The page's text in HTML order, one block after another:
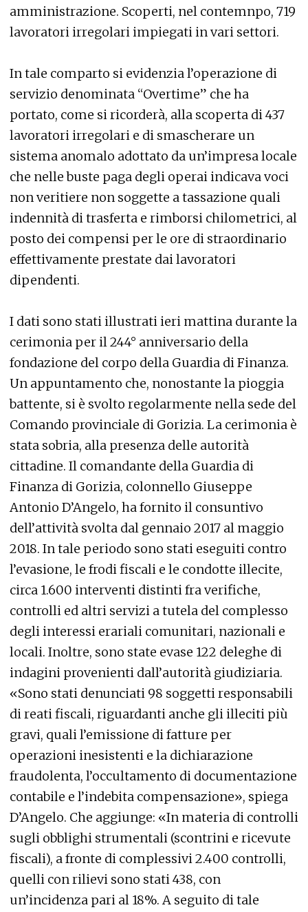
amministrazione. Scoperti, nel contemnpo, 719
lavoratori irregolari impiegati in vari settori.
In tale comparto si evidenzia l’operazione di
servizio denominata “Overtime” che ha
portato, come si ricorderà, alla scoperta di 437
lavoratori irregolari e di smascherare un
sistema anomalo adottato da un’impresa locale
che nelle buste paga degli operai indicava voci
non veritiere non soggette a tassazione quali
indennità di trasferta e rimborsi chilometrici, al
posto dei compensi per le ore di straordinario
effettivamente prestate dai lavoratori
dipendenti.
I dati sono stati illustrati ieri mattina durante la
cerimonia per il 244° anniversario della
fondazione del corpo della Guardia di Finanza.
Un appuntamento che, nonostante la pioggia
battente, si è svolto regolarmente nella sede del
Comando provinciale di Gorizia. La cerimonia è
stata sobria, alla presenza delle autorità
cittadine. Il comandante della Guardia di
Finanza di Gorizia, colonnello Giuseppe
Antonio D’Angelo, ha fornito il consuntivo
dell’attività svolta dal gennaio 2017 al maggio
2018. In tale periodo sono stati eseguiti contro
l’evasione, le frodi fiscali e le condotte illecite,
circa 1.600 interventi distinti fra verifiche,
controlli ed altri servizi a tutela del complesso
degli interessi erariali comunitari, nazionali e
locali. Inoltre, sono state evase 122 deleghe di
indagini provenienti dall’autorità giudiziaria.
«Sono stati denunciati 98 soggetti responsabili
di reati fiscali, riguardanti anche gli illeciti più
gravi, quali l’emissione di fatture per
operazioni inesistenti e la dichiarazione
fraudolenta, l’occultamento di documentazione
contabile e l’indebita compensazione», spiega
D’Angelo. Che aggiunge: «In materia di controlli
sugli obblighi strumentali (scontrini e ricevute
fiscali), a fronte di complessivi 2.400 controlli,
quelli con rilievi sono stati 438, con
un’incidenza pari al 18%. A seguito di tale